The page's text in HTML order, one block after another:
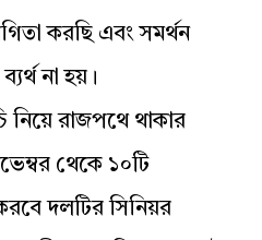
করছি এবং সমর্থন
না হয়।
নিয়ে রাজপথে থাকার
থেকে ১০টি
দলটির সিনিয়র